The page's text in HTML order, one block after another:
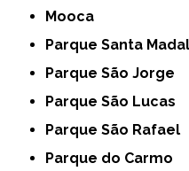
Mooca
Parque Santa
Parque São Jorge
Parque São Lucas
Parque São Rafael
Parque do Carmo